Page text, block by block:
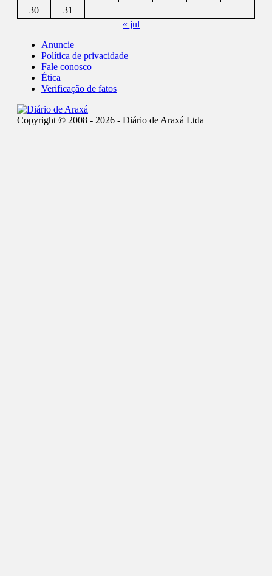
30
31
« jul
Anuncie
Política de privacidade
Fale conosco
Ética
Verificação de fatos
Copyright © 2008 - 2026 - Diário de Araxá Ltda